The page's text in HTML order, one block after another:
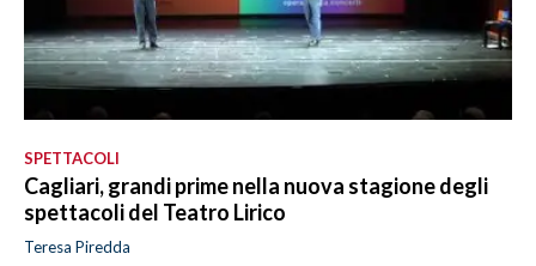
SPETTACOLI
Cagliari, grandi prime nella nuova stagione degli
spettacoli del Teatro Lirico
Teresa Piredda